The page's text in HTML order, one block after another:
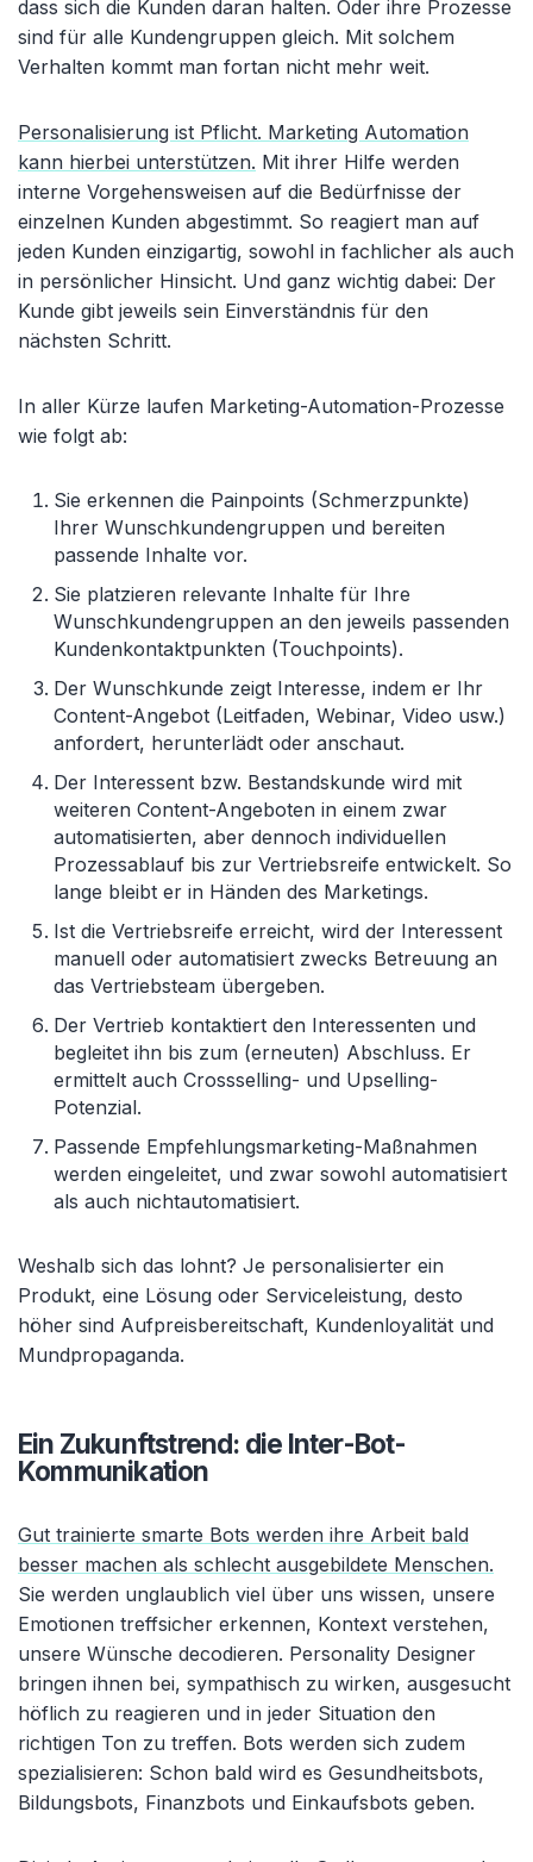
dass sich die Kunden daran halten. Oder ihre Prozesse
sind für alle Kundengruppen gleich. Mit solchem
Verhalten kommt man fortan nicht mehr weit.
Personalisierung ist Pflicht. Marketing Automation
kann hierbei unterstützen. Mit ihrer Hilfe werden
interne Vorgehensweisen auf die Bedürfnisse der
einzelnen Kunden abgestimmt. So reagiert man auf
jeden Kunden einzigartig, sowohl in fachlicher als auch
in persönlicher Hinsicht. Und ganz wichtig dabei: Der
Kunde gibt jeweils sein Einverständnis für den
nächsten Schritt.
In aller Kürze laufen Marketing-Automation-Prozesse
wie folgt ab:
Sie erkennen die Painpoints (Schmerzpunkte)
Ihrer Wunschkundengruppen und bereiten
passende Inhalte vor.
Sie platzieren relevante Inhalte für Ihre
Wunschkundengruppen an den jeweils passenden
Kundenkontaktpunkten (Touchpoints).
Der Wunschkunde zeigt Interesse, indem er Ihr
Content-Angebot (Leitfaden, Webinar, Video usw.)
anfordert, herunterlädt oder anschaut.
Der Interessent bzw. Bestandskunde wird mit
weiteren Content-Angeboten in einem zwar
automatisierten, aber dennoch individuellen
Prozessablauf bis zur Vertriebsreife entwickelt. So
lange bleibt er in Händen des Marketings.
Ist die Vertriebsreife erreicht, wird der Interessent
manuell oder automatisiert zwecks Betreuung an
das Vertriebsteam übergeben.
Der Vertrieb kontaktiert den Interessenten und
begleitet ihn bis zum (erneuten) Abschluss. Er
ermittelt auch Crossselling- und Upselling-
Potenzial.
Passende Empfehlungsmarketing-Maßnahmen
werden eingeleitet, und zwar sowohl automatisiert
als auch nichtautomatisiert.
Weshalb sich das lohnt? Je personalisierter ein
Produkt, eine Lösung oder Serviceleistung, desto
höher sind Aufpreisbereitschaft, Kundenloyalität und
Mundpropaganda.
Ein Zukunftstrend: die Inter-Bot-
Kommunikation
Gut trainierte smarte Bots werden ihre Arbeit bald
besser machen als schlecht ausgebildete Menschen.
Sie werden unglaublich viel über uns wissen, unsere
Emotionen treffsicher erkennen, Kontext verstehen,
unsere Wünsche decodieren. Personality Designer
bringen ihnen bei, sympathisch zu wirken, ausgesucht
höflich zu reagieren und in jeder Situation den
richtigen Ton zu treffen. Bots werden sich zudem
spezialisieren: Schon bald wird es Gesundheitsbots,
Bildungsbots, Finanzbots und Einkaufsbots geben.